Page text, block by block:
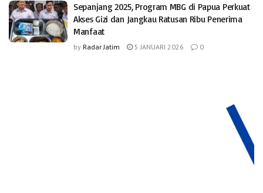
Sepanjang 2025, Program MBG di Papua Perkuat
Akses Gizi dan Jangkau Ratusan Ribu Penerima
Manfaat
by Radar Jatim 5 JANUARI 2026 0